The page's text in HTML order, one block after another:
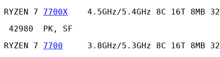
RYZEN 7 7700X
4.5GHz/5.4GHz 8C 16T 8MB
42980  PK, SF
RYZEN 7 7700
3.8GHz/5.3GHz 8C 16T 8MB